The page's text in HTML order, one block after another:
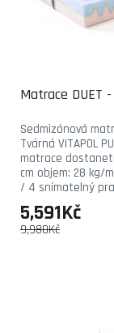
Matrace DUET -
Sedmizónová
Tvárná VITAPOL
matrace
cm objem: 28 kg/
/ 4 snímatelný
9,980Kč
5,591Kč